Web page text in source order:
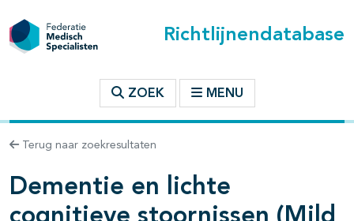
Richtlijnendatabase
ZOEK MENU
Terug naar zoekresultaten
Dementie en lichte
openklappen